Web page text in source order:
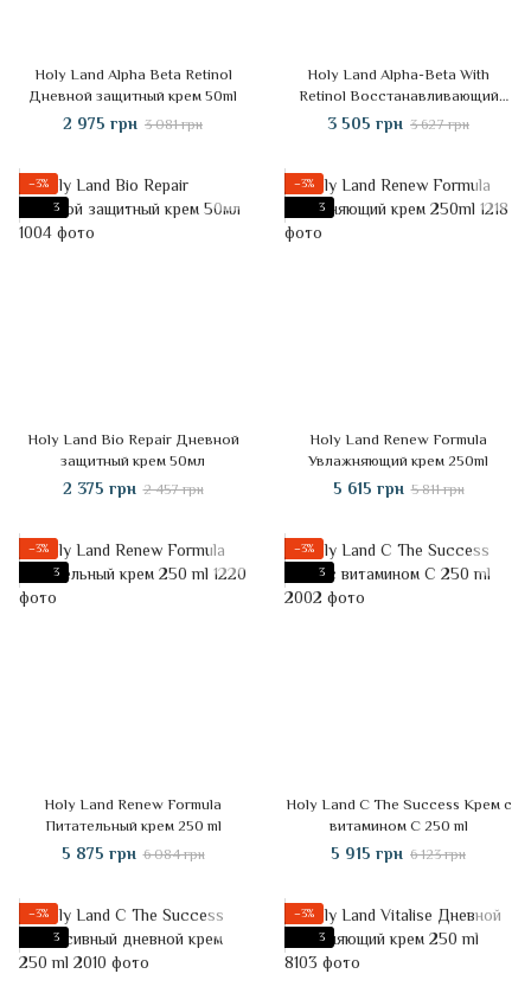
Holy Land Alpha Beta Retinol
Дневной защитный крем 50ml
2 975 грн 3 081 грн
Holy Land Alpha-Beta With
Retinol Восстанавливающий
крем 50 ml
3 505 грн 3 627 грн
−3%
3
Holy Land Bio Repair Дневной
защитный крем 50мл
2 375 грн 2 457 грн
−3%
3
Holy Land Renew Formula
Увлажняющий крем 250ml
5 615 грн 5 811 грн
−3%
3
Holy Land Renew Formula
Питательный крем 250 ml
5 875 грн 6 084 грн
−3%
3
Holy Land C The Success Крем с
витамином C 250 ml
5 915 грн 6 123 грн
−3%
3
−3%
3